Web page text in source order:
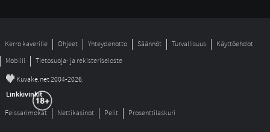
Kerro kaverille Ohjeet Yhteydenotto Säännöt Turvallisuus
Käyttöehdot
Mobiili
Tietosuoja- ja rekisteriseloste
© Kuvake.net 2004-2026.
Linkkivinkit
Feissarimokat Nettikasinot Pelit Prosenttilaskuri